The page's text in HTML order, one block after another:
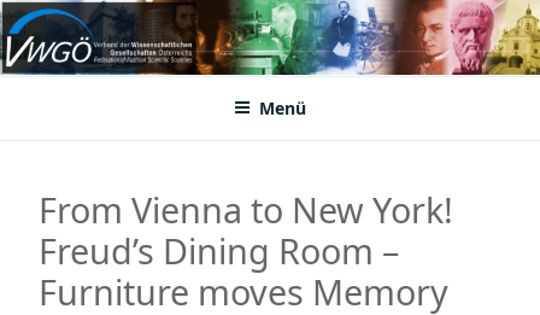
Zum
Inhalt
springenVWGÖ
Federation of Austrian Scientific Societies
Menü
From Vienna to New York!
Freud’s Dining Room –
Furniture moves Memory